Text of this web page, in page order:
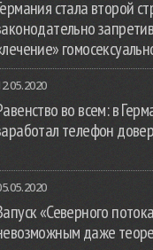
стала второй
во всем: в
телефон
«Северного
даже